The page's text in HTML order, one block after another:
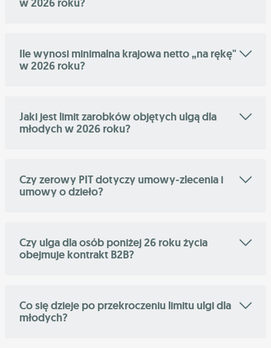
w 2026 roku?
Ile wynosi minimalna krajowa netto „na rękę"
w 2026 roku?
Jaki jest limit zarobków objętych ulgą dla
młodych w 2026 roku?
Czy zerowy PIT dotyczy umowy-zlecenia i
umowy o dzieło?
Czy ulga dla osób poniżej 26 roku życia
obejmuje kontrakt B2B?
Co się dzieje po przekroczeniu limitu ulgi dla
młodych?